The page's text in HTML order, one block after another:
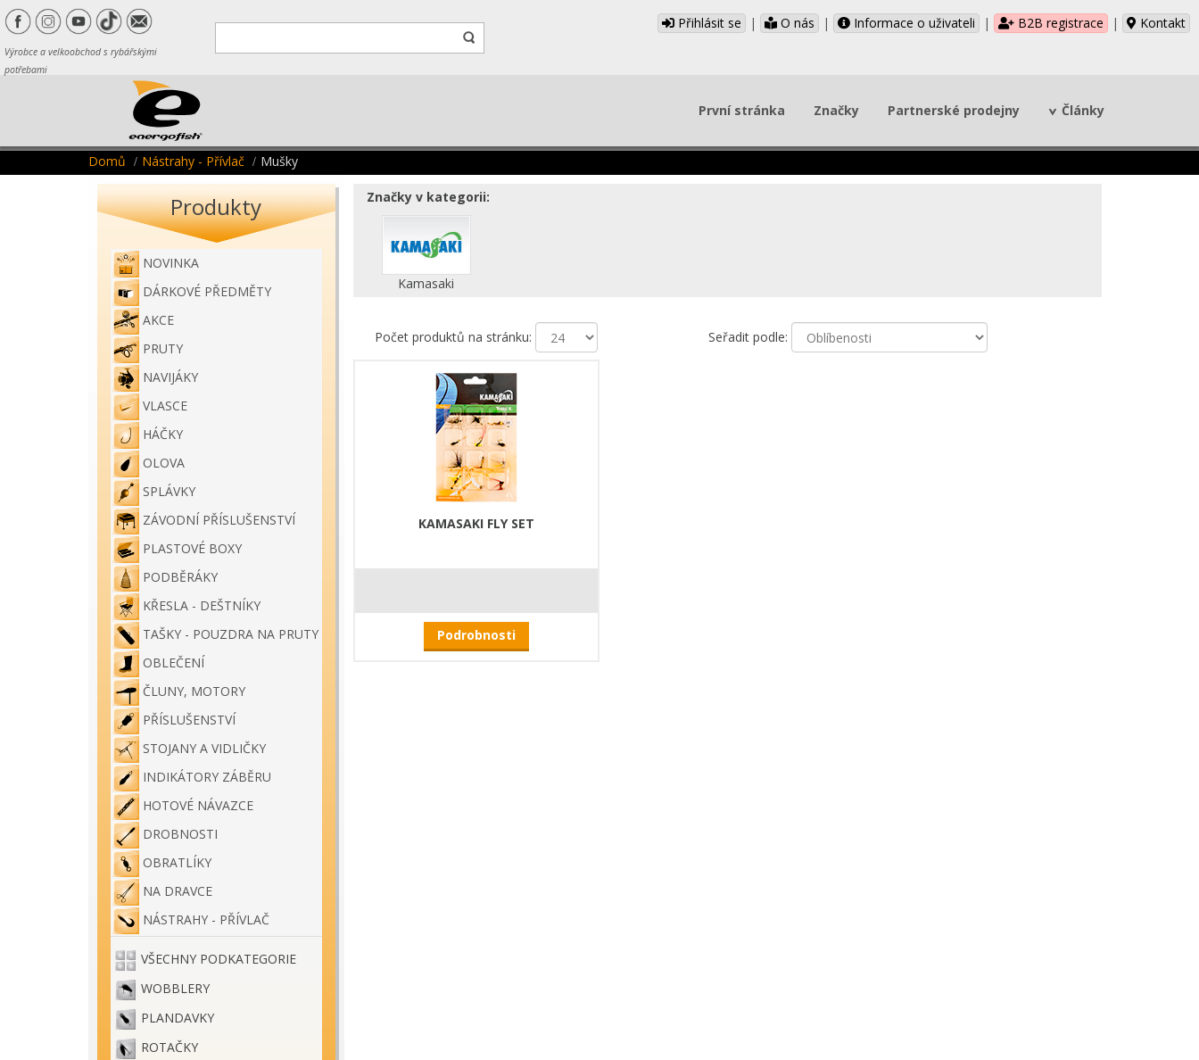
Výrobce a velkoobchod s rybářskými
potřebami
Přihlásit se | O nás | Informace o uživateli | B2B registrace | Kontakt
První stránka Značky Partnerské prodejny Články
Domů Nástrahy - Přívlač Mušky
Produkty
NOVINKA
DÁRKOVÉ PŘEDMĚTY
AKCE
PRUTY
NAVIJÁKY
VLASCE
HÁČKY
OLOVA
SPLÁVKY
ZÁVODNÍ PŘÍSLUŠENSTVÍ
PLASTOVÉ BOXY
PODBĚRÁKY
KŘESLA - DEŠTNÍKY
TAŠKY - POUZDRA NA PRUTY
OBLEČENÍ
ČLUNY, MOTORY
PŘÍSLUŠENSTVÍ
STOJANY A VIDLIČKY
INDIKÁTORY ZÁBĚRU
HOTOVÉ NÁVAZCE
DROBNOSTI
OBRATLÍKY
NA DRAVCE
NÁSTRAHY - PŘÍVLAČ
VŠECHNY PODKATEGORIE
WOBBLERY
PLANDAVKY
ROTAČKY
Značky v kategorii:
Kamasaki
Počet produktů na stránku: Seřadit podle:
KAMASAKI FLY SET
Podrobnosti